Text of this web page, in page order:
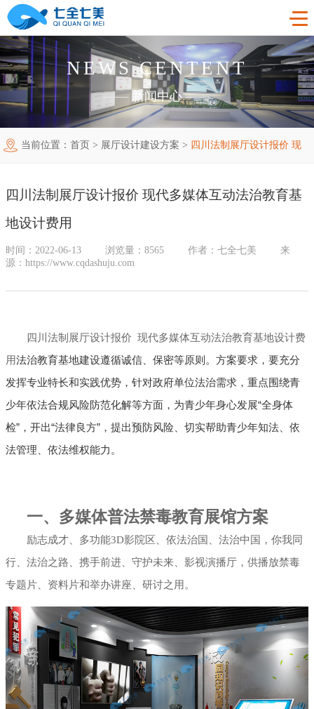
首页
工程案例
法制教育基地
禁毒教育基地
党性教育基地
产品中心
廉政馆电子设备
禁毒教育基地设备
展厅幻影成像
新闻中心
关于我们
NEWS CENTENT
—— 新闻中心 ——
当前位置： 首页 > 展厅设计建设方案 > 四川法制展厅设计报价 现
四川法制展厅设计报价 现代多媒体互动法治教育基
地设计费用
时间：2022-06-13 浏览量：8565 作者：七全七美
来
源：https://www.cqdashuju.com
四川法制展厅设计报价 现代多媒体互动法治教育基地设计费
用法治教育基地建设遵循诚信、保密等原则。方案要求，要充分
发挥专业特长和实践优势，针对政府单位法治需求，重点围绕青
少年依法合规风险防范化解等方面，为青少年身心发展“全身体
检”，开出“法律良方”，提出预防风险、切实帮助青少年知法、依
法管理、依法维权能力。
一、多媒体普法禁毒教育展馆方案
励志成才、多功能3D影院区、依法治国、法治中国，你我同
行、法治之路、携手前进、守护未来、影视演播厅，供播放禁毒
专题片、资料片和举办讲座、研讨之用。